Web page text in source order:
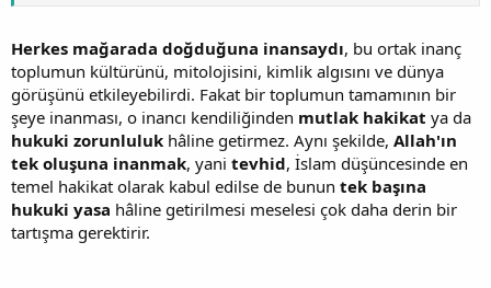
Herkes mağarada doğduğuna inansaydı, bu ortak inanç
toplumun kültürünü, mitolojisini, kimlik algısını ve dünya
görüşünü etkileyebilirdi. Fakat bir toplumun tamamının bir
şeye inanması, o inancı kendiliğinden mutlak hakikat ya da
hukuki zorunluluk hâline getirmez. Aynı şekilde, Allah'ın
tek oluşuna inanmak, yani tevhid, İslam düşüncesinde en
temel hakikat olarak kabul edilse de bunun tek başına
hukuki yasa hâline getirilmesi meselesi çok daha derin bir
tartışma gerektirir.